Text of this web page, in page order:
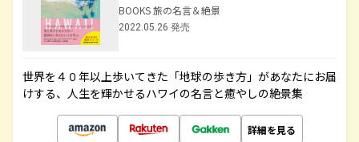
BOOKS 旅の名言＆絶景
2022.05.26 発売
世界を４０年以上歩いてきた「地球の歩き方」があなたにお届
けする、人生を輝かせるハワイの名言と癒やしの絶景集
詳細を見る